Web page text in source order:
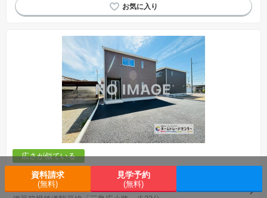
資料請求
(無料)
見学予約
(無料)
平坦地
広さが似ている
3450万円
/ 98.82m²（29.89坪）